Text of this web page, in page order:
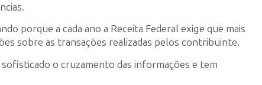
porque a cada ano a Receita Federal exige que mais
sobre as transações realizadas pelos contribuinte.
o cruzamento das informações e tem